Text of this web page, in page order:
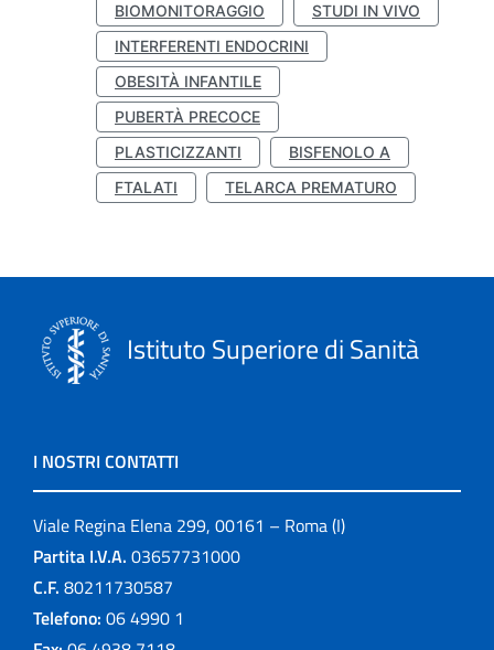
BIOMONITORAGGIO
STUDI IN VIVO
INTERFERENTI ENDOCRINI
OBESITÀ INFANTILE
PUBERTÀ PRECOCE
PLASTICIZZANTI
BISFENOLO A
FTALATI
TELARCA PREMATURO
Istituto Superiore di Sanità
I NOSTRI CONTATTI
Viale Regina Elena 299, 00161 – Roma (I)
Partita I.V.A. 03657731000
C.F. 80211730587
Telefono: 06 4990 1